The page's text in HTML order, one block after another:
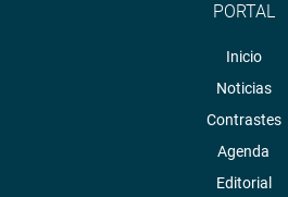
PORTAL
Inicio
Noticias
Contrastes
Agenda
Editorial